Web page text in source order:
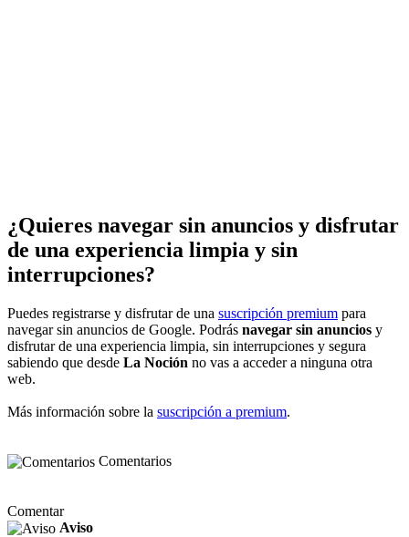
¿Quieres navegar sin anuncios y disfrutar
de una experiencia limpia y sin
interrupciones?
Puedes registrarse y disfrutar de una suscripción premium para
navegar sin anuncios de Google. Podrás navegar sin anuncios y
disfrutar de una experiencia limpia, sin interrupciones y segura
sabiendo que desde La Noción no vas a acceder a ninguna otra
web.
Más información sobre la suscripción a premium.
Comentarios
Comentar
Aviso